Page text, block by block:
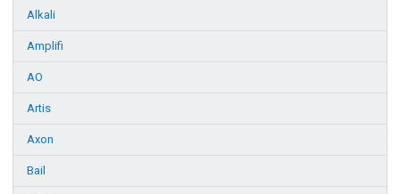
Alkali
Amplifi
AO
Artis
Axon
Bail